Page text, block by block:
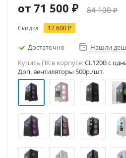
от 71 500 ₽ 84 100 ₽
Скидка 12 600 ₽
Достаточно
Нашли
Купить ПК в корпусе:CL120B c
Доп. вентиляторы 500р./шт.